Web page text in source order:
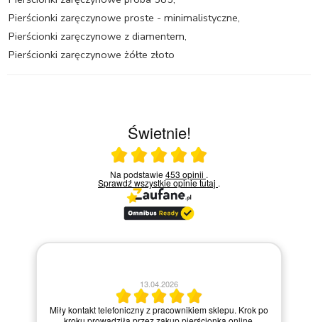
Pierścionki zaręczynowe proste - minimalistyczne,
Pierścionki zaręczynowe z diamentem,
Pierścionki zaręczynowe żółte złoto
Świetnie!
Ocena średnia 5 na 5
Na podstawie453 opinii .
Sprawdź wszystkie opinietutaj .
30.03.2026
Bardzo dobry kontakt.!!!